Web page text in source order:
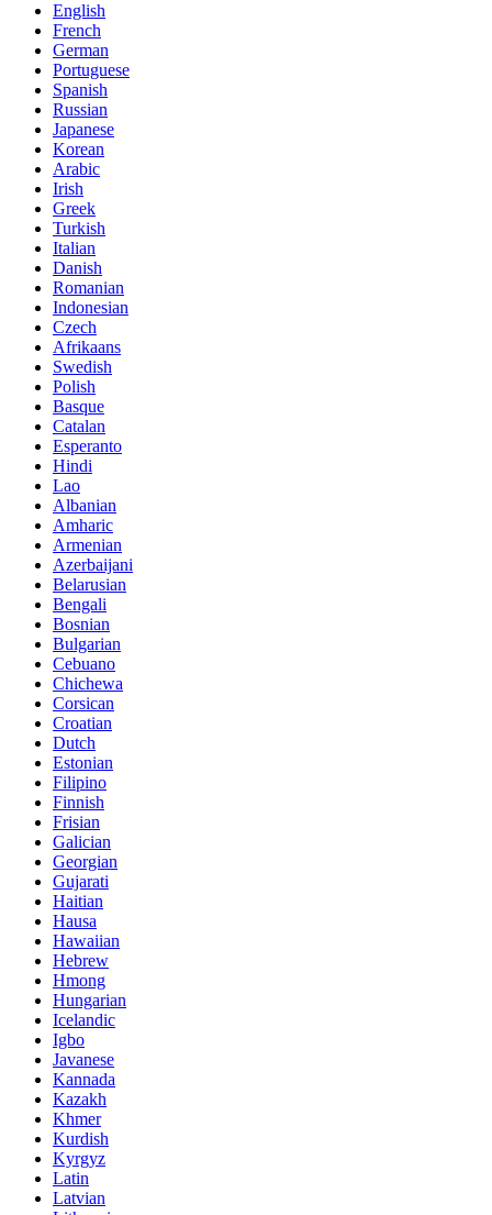
English
French
German
Portuguese
Spanish
Russian
Japanese
Korean
Arabic
Irish
Greek
Turkish
Italian
Danish
Romanian
Indonesian
Czech
Afrikaans
Swedish
Polish
Basque
Catalan
Esperanto
Hindi
Lao
Albanian
Amharic
Armenian
Azerbaijani
Belarusian
Bengali
Bosnian
Bulgarian
Cebuano
Chichewa
Corsican
Croatian
Dutch
Estonian
Filipino
Finnish
Frisian
Galician
Georgian
Gujarati
Haitian
Hausa
Hawaiian
Hebrew
Hmong
Hungarian
Icelandic
Igbo
Javanese
Kannada
Kazakh
Khmer
Kurdish
Kyrgyz
Latin
Latvian